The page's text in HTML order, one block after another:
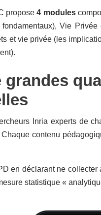
propose4 modules
Vie
et vie privée (les
grandes
Inria experts de
Chaque contenu
en déclarant ne collecter
statistique «